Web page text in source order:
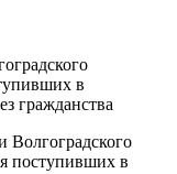
в
гражданства
Волгоградского
поступивших в